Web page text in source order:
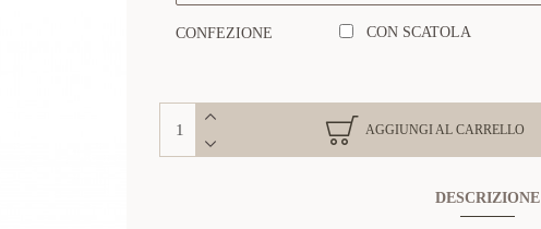
CONFEZIONE CON SCATOLA
AGGIUNGI AL CARRELLO
DESCRIZIONE